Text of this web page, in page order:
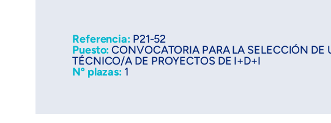
Referencia: P21-52
Puesto:CONVOCATORIA PARA LA SELECCIÓN DE
TÉCNICO/A DE PROYECTOS DE I+D+I
Nº plazas: 1